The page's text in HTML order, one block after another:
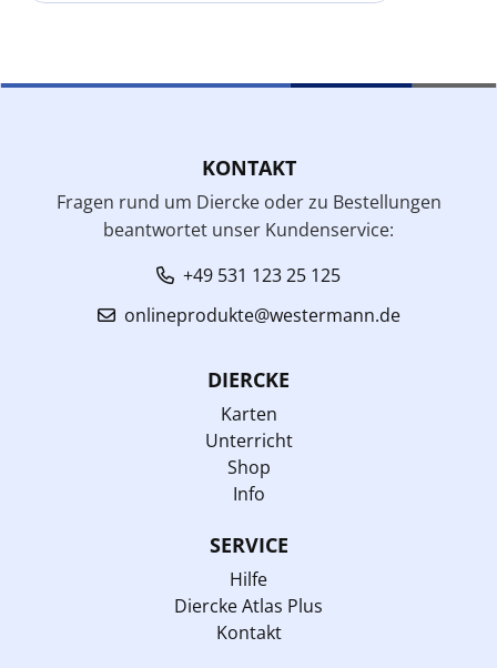
KONTAKT
Fragen rund um Diercke oder zu Bestellungen
beantwortet unser Kundenservice:
+49 531 123 25 125
onlineprodukte@westermann.de
DIERCKE
Karten
Unterricht
Shop
Info
SERVICE
Hilfe
Diercke Atlas Plus
Kontakt